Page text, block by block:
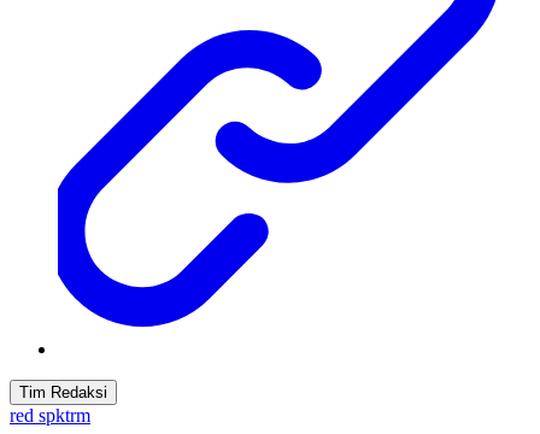
Tim Redaksi
red spktrm